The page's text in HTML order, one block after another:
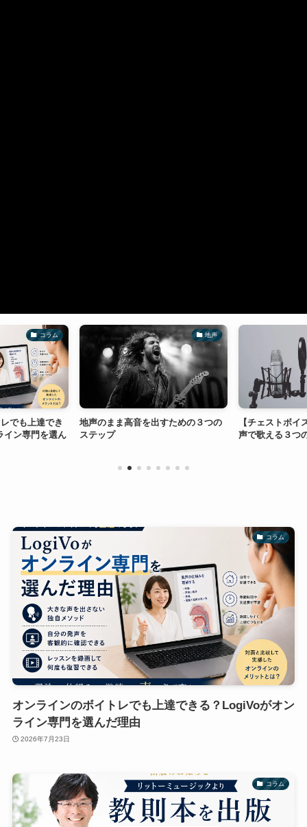
コラム
でも上達でき
イン専門を選ん
地声
地声のまま高音を出すための３つの
ステップ
【チェストボイ
声で歌える３つ
コラム
オンラインのボイトレでも上達できる？LogiVoがオン
ライン専門を選んだ理由
2026年7月23日
コラム